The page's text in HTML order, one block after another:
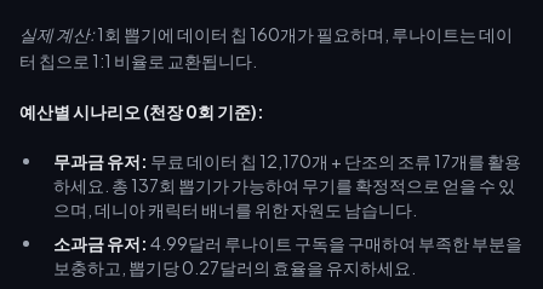
실제 계산:1회 뽑기에 데이터 칩 160개가 필요하며, 루나이트는 데이
터 칩으로 1:1 비율로 교환됩니다.
예산별 시나리오 (천장 0회 기준):
무과금 유저: 무료 데이터 칩 12,170개 + 단조의 조류 17개를 활용
하세요. 총 137회 뽑기가 가능하여 무기를 확정적으로 얻을 수 있
으며, 데니아 캐릭터 배너를 위한 자원도 남습니다.
소과금 유저: 4.99달러 루나이트 구독을 구매하여 부족한 부분을
보충하고, 뽑기당 0.27달러의 효율을 유지하세요.